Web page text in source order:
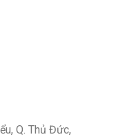
Q. Thủ Đức,